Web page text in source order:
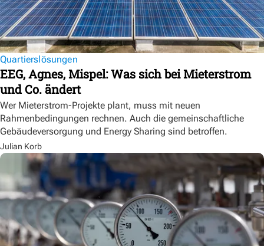
Quartierslösungen
EEG, Agnes, Mispel: Was sich bei Mieterstrom
und Co. ändert
Wer Mieterstrom-Projekte plant, muss mit neuen
Rahmenbedingungen rechnen. Auch die gemeinschaftliche
Gebäudeversorgung und Energy Sharing sind betroffen.
Julian Korb